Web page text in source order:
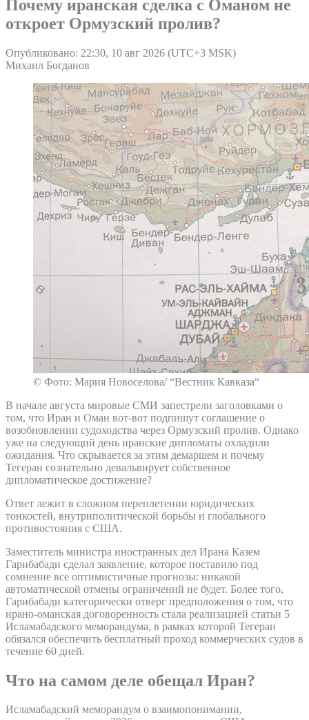
Почему иранская сделка с Оманом не
откроет Ормузский пролив?
Опубликовано: 22:30, 10 авг 2026 (UTC+3 MSK)
Михаил Богданов
© Фото: Мария Новоселова/ “Вестник Кавказа“
В начале августа мировые СМИ запестрели заголовками о
том, что Иран и Оман вот-вот подпишут соглашение о
возобновлении судоходства через Ормузский пролив. Однако
уже на следующий день иранские дипломаты охладили
ожидания. Что скрывается за этим демаршем и почему
Тегеран сознательно девальвирует собственное
дипломатическое достижение?
Ответ лежит в сложном переплетении юридических
тонкостей, внутриполитической борьбы и глобального
противостояния с США.
Заместитель министра иностранных дел Ирана Казем
Гарибабади сделал заявление, которое поставило под
сомнение все оптимистичные прогнозы: никакой
автоматической отмены ограничений не будет. Более того,
Гарибабади категорически отверг предположения о том, что
ирано-оманская договоренность стала реализацией статьи 5
Исламабадского меморандума, в рамках которой Тегеран
обязался обеспечить бесплатный проход коммерческих судов в
течение 60 дней.
Что на самом деле обещал Иран?
Исламабадский меморандум о взаимопонимании,